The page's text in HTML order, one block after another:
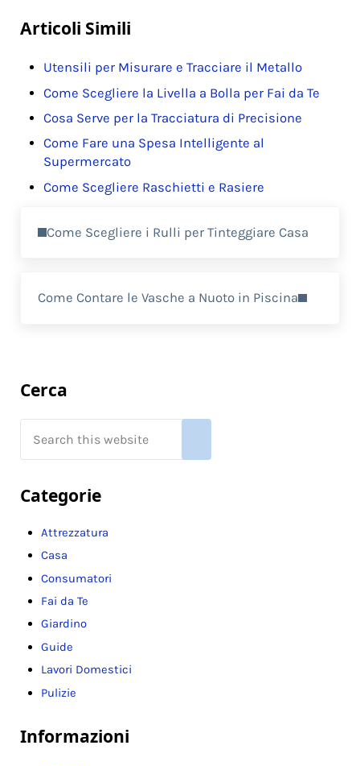
c
e
b
o
o
k
it
te
r
er
e
st
di
vi
di
Articoli Simili
Utensili per Misurare e Tracciare il Metallo
Come Scegliere la Livella a Bolla per Fai da Te
Cosa Serve per la Tracciatura di Precisione
Come Fare una Spesa Intelligente al
Supermercato
Come Scegliere Raschietti e Rasiere
Come Scegliere i Rulli per Tinteggiare Casa
Come Contare le Vasche a Nuoto in Piscina
Sidebar
Cerca
Categorie
Attrezzatura
Casa
Consumatori
Fai da Te
Giardino
Guide
Lavori Domestici
Pulizie
Informazioni